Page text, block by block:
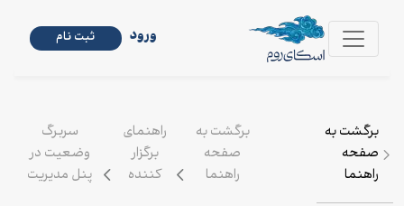
ورود ثبت نام
برگشت به
صفحه
راهنما
برگشت به
صفحه
راهنما
راهنمای
برگزار
کننده
سربرگ
وضعیت در
پنل مدیریت